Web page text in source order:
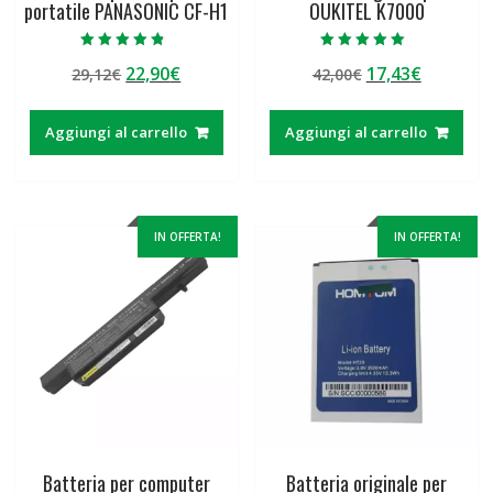
portatile PANASONIC CF-H1
4.50
su 5
29,12€ Il
originale
era:
22,90€Il
attuale
è:
Aggiungi al carrello
OUKITEL K7000
5.00
su 5
42,00€ Il
originale
era:
17,43€Il
attuale
è:
Aggiungi al carrello
IN OFFERTA!
Batteria per computer
IN OFFERTA!
Batteria originale per